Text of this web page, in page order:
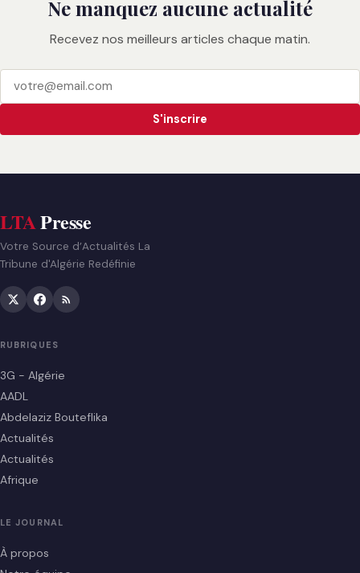
Ne manquez aucune actualité
Recevez nos meilleurs articles chaque matin.
S'inscrire
LTAPresse
Votre Source d’Actualités La
Tribune d'Algérie Redéfinie
RUBRIQUES
3G - Algérie
AADL
Abdelaziz Bouteflika
Actualités
Actualités
Afrique
LE JOURNAL
À propos